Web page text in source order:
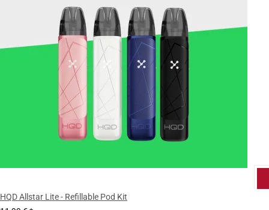
HQD Allstar Lite - Refillable Pod Kit